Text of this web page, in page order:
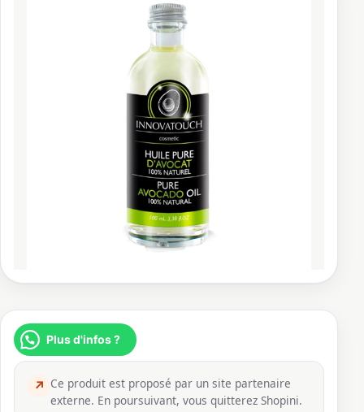
Plus d'infos ?
↗ Ce produit est proposé par un site partenaire
externe. En poursuivant, vous quitterez Shopini.